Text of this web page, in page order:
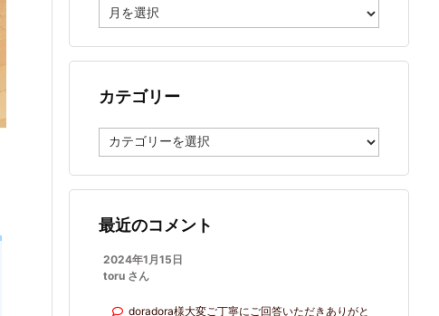
ー
イ
カテゴリー
テ
リ
最近のコメント
2024年1月15日
toru さん
doradora様大変ご丁寧にご回答いただきありがと